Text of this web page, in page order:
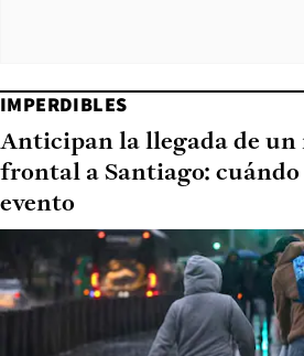
IMPERDIBLES
Anticipan la llegada de un
frontal a Santiago: cuándo
evento